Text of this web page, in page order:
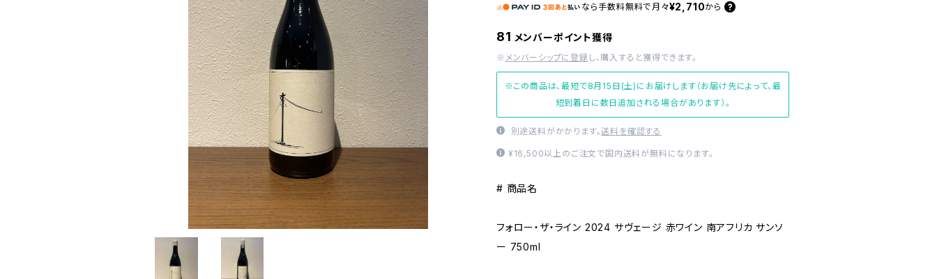
なら 手数料無料で 月々¥2,710から
81 メンバーポイント獲得
※ メンバーシップに登録 し、購入すると獲得できます。
※この商品は、最短で8月15日(土)にお届けします（お届け先によって、最
短到着日に数日追加される場合があります）。
別途送料がかかります。送料を確認する
¥16,500以上のご注文で国内送料が無料になります。
# 商品名
フォロー・ザ・ライン 2024 サヴェージ 赤ワイン 南アフリカ サンソ
ー 750ml